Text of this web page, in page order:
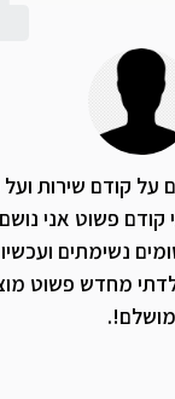
ששמכם בעולמינו
על קודם שירות
פשוט אני
נשימתים
מחדש פשוט
מושלם!.